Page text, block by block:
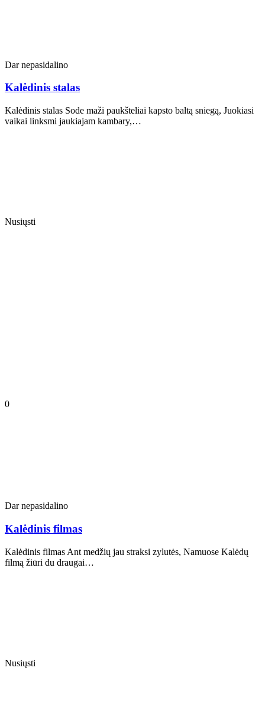
Dar nepasidalino
Kalėdinis stalas
Kalėdinis stalas Sode maži paukšteliai kapsto baltą sniegą, Juokiasi
vaikai linksmi jaukiajam kambary,…
Nusiųsti
0
Dar nepasidalino
Kalėdinis filmas
Kalėdinis filmas Ant medžių jau straksi zylutės, Namuose Kalėdų
filmą žiūri du draugai…
Nusiųsti